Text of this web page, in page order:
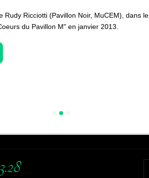
Rudy Ricciotti (Pavillon Noir, MuCEM), dans le
du Pavillon M" en janvier 2013.